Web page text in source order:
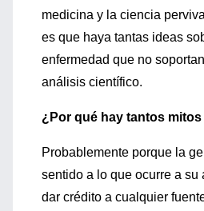
medicina y la ciencia
es que haya tantas ideas
enfermedad que no
análisis científico.
¿Por qué hay tantos
Probablemente porque la
sentido a lo que ocurre a su
dar crédito a cualquier